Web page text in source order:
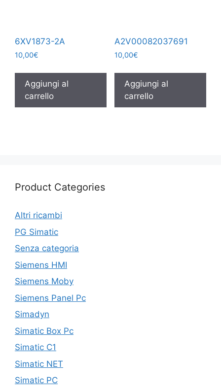
6XV1873-2A
10,00€
Aggiungi al
carrello
A2V00082037691
10,00€
Aggiungi al
carrello
Product Categories
Altri ricambi
PG Simatic
Senza categoria
Siemens HMI
Siemens Moby
Siemens Panel Pc
Simadyn
Simatic Box Pc
Simatic C1
Simatic NET
Simatic PC